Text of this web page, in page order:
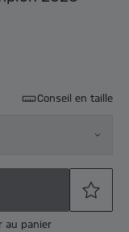
Conseil en taille
au panier